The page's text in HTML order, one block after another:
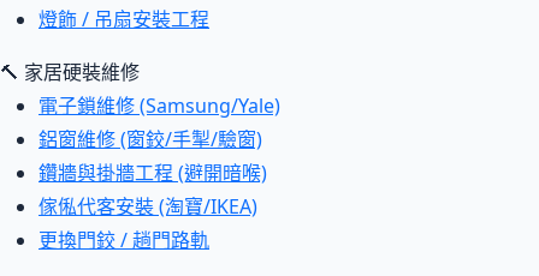
燈飾 / 吊扇安裝工程
🔨 家居硬裝維修
電子鎖維修 (Samsung/Yale)
鋁窗維修 (窗鉸/手掣/驗窗)
鑽牆與掛牆工程 (避開暗喉)
傢俬代客安裝 (淘寶/IKEA)
更換門鉸 / 趟門路軌